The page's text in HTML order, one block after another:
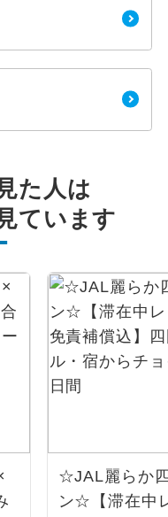
た人は
ています
☆JAL麗らか
ン☆【滞在中